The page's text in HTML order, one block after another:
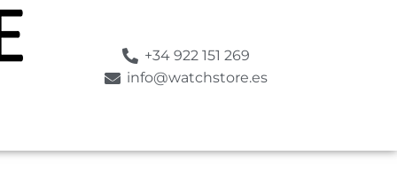
+34 922 151 269
info@watchstore.es